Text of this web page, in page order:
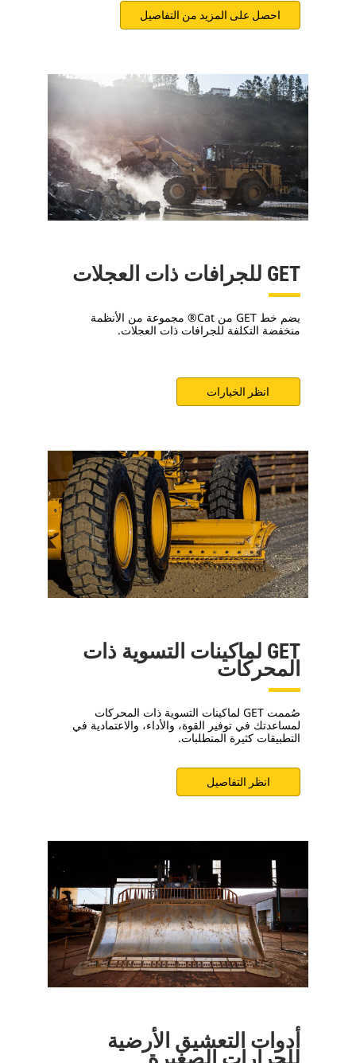
احصل على المزيد من التفاصيل
GET للجرافات ذات العجلات
يضم خط GET من Cat® مجموعة من الأنظمة
منخفضة التكلفة للجرافات ذات العجلات.
انظر الخيارات
GET لماكينات التسوية ذات
المحركات
صُممت GET لماكينات التسوية ذات المحركات
لمساعدتك في توفير القوة، والأداء، والاعتمادية في
التطبيقات كثيرة المتطلبات.
انظر التفاصيل
أدوات التعشيق الأرضية
للجرارات الصغيرة